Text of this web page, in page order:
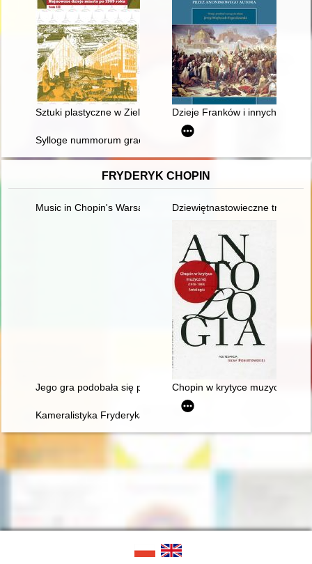
Sztuki plastyczne w Zielonej Górze po roku 1989
Dzieje Franków i innych
Sylloge nummorum graecorum : Poland. Vol. 4,
FRYDERYK CHOPIN
Music in Chopin's Warsaw Dziewiętnastowieczne
Jego gra podobała się przede wszystkim damom... Chopin i
Chopin w krytyce muzycznej
Kameralistyka Fryderyka Chopina. Margines czy integralna